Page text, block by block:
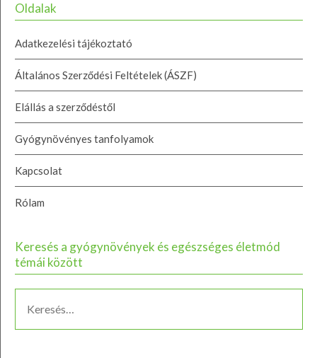
Oldalak
Adatkezelési tájékoztató
Általános Szerződési Feltételek (ÁSZF)
Elállás a szerződéstől
Gyógynövényes tanfolyamok
Kapcsolat
Rólam
Keresés a gyógynövények és egészséges életmód
témái között